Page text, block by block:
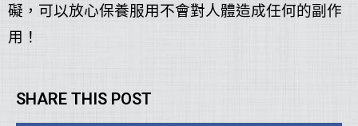
礙，可以放心保養服用不會對人體造成任何的副作
用！
SHARE THIS POST